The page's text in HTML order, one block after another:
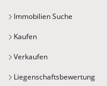
Immobilien Suche
Kaufen
Verkaufen
Liegenschaftsbewertung